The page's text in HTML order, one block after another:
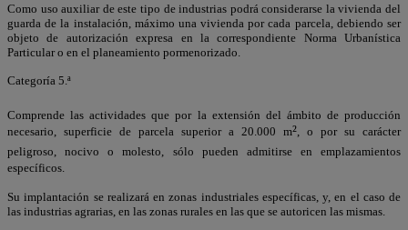
Como uso auxiliar de este tipo de industrias podrá considerarse la vivienda del
guarda de la instalación, máximo una vivienda por cada parcela, debiendo ser
objeto de autorización expresa en la correspondiente Norma Urbanística
Particular o en el planeamiento pormenorizado.
Categoría 5.ª
Comprende las actividades que por la extensión del ámbito de producción
necesario, superficie de parcela superior a 20.000 m² , o por su carácter
peligroso, nocivo o molesto, sólo pueden admitirse en emplazamientos
específicos.
Su implantación se realizará en zonas industriales específicas, y, en el caso de
las industrias agrarias, en las zonas rurales en las que se autoricen las mismas.